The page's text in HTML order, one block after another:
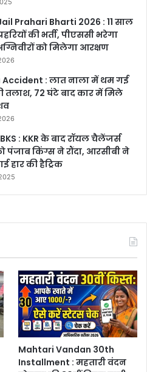
Prahari Bharti 2026 : 11 साल
की भर्ती, पीएससी भरेगा
को मिलेगा आरक्षण
Accident : लात नाला में थम गई
तलाश, 72 घंटे बाद कार में मिले
: KKR के बाद रॉयल चैलेंजर्स
किंग्स ने रौंदा, आरसीबी ने
हार की हैट्रिक
Mahtari Vandan 30th
Installment : महतारी वंदन